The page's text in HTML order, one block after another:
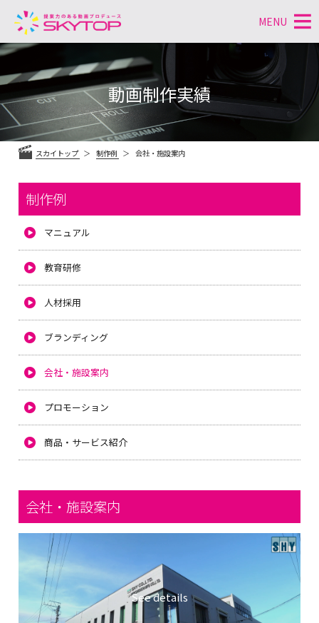
コ
テ
ツ
へ
ス
MENU
動画制作実績
スカイトップ 制作例 会社・施設案内
制作例
マニュアル
教育研修
人材採用
ブランディング
会社・施設案内
プロモーション
商品・サービス紹介
会社・施設案内